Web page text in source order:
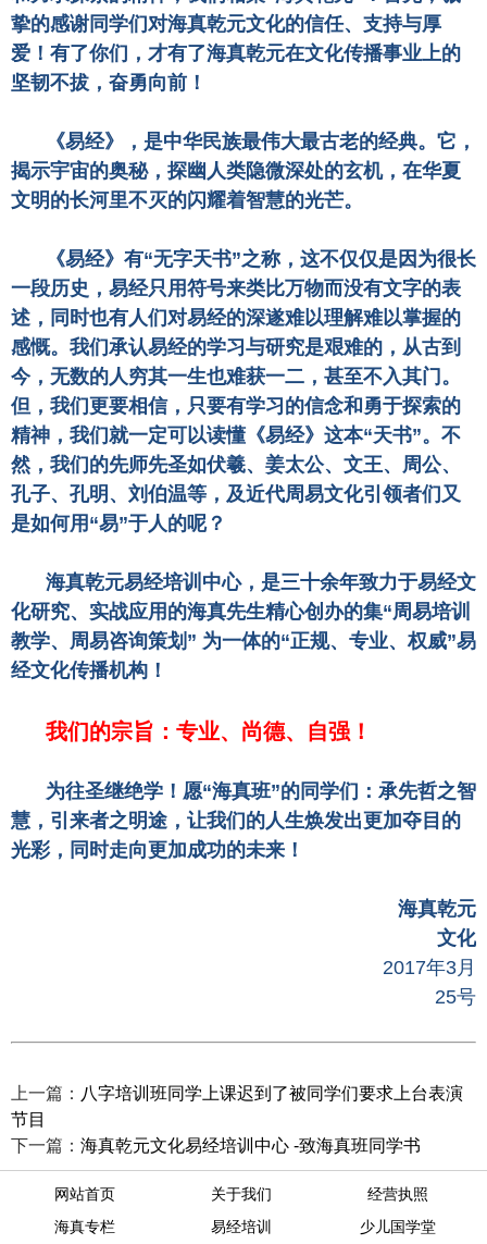
挚的感谢同学们对海真乾元文化的信任、支持与厚
爱！有了你们，才有了海真乾元在文化传播事业上的
坚韧不拔，奋勇向前！
《易经》，是中华民族最伟大最古老的经典。它，
揭示宇宙的奥秘，探幽人类隐微深处的玄机，在华夏
文明的长河里不灭的闪耀着智慧的光芒。
《易经》有“无字天书”之称，这不仅仅是因为很长
一段历史，易经只用符号来类比万物而没有文字的表
述，同时也有人们对易经的深遂难以理解难以掌握的
感慨。我们承认易经的学习与研究是艰难的，从古到
今，无数的人穷其一生也难获一二，甚至不入其门。
但，我们更要相信，只要有学习的信念和勇于探索的
精神，我们就一定可以读懂《易经》这本“天书”。不
然，我们的先师先圣如伏羲、姜太公、文王、周公、
孔子、孔明、刘伯温等，及近代周易文化引领者们又
是如何用“易”于人的呢？
海真乾元易经培训中心，是三十余年致力于易经文
化研究、实战应用的海真先生精心创办的集“周易培训
教学、周易咨询策划” 为一体的“正规、专业、权威”易
经文化传播机构！
我们的宗旨：专业、尚德、自强！
为往圣继绝学！愿“海真班”的同学们：承先哲之智
慧，引来者之明途，让我们的人生焕发出更加夺目的
光彩，同时走向更加成功的未来！
海真乾元
文化
2017年3月
25号
上一篇： 八字培训班同学上课迟到了被同学们要求上台表演
节目
下一篇： 海真乾元文化易经培训中心 ​-致海真班同学书
网站首页 关于我们
经营执照
海真专栏
易经培训 少儿国学堂